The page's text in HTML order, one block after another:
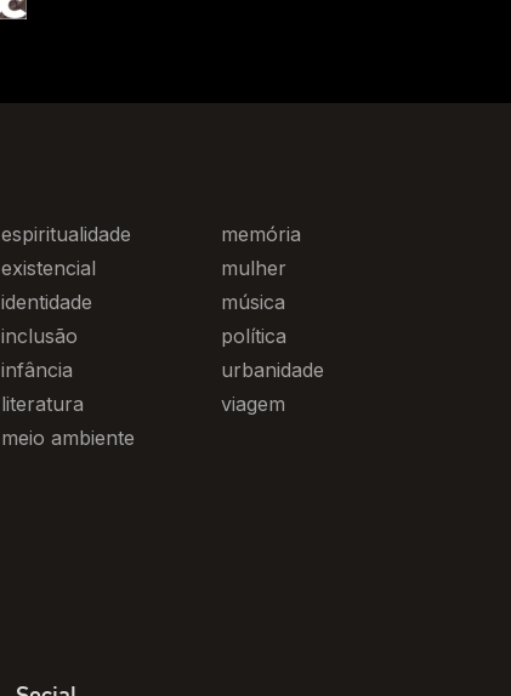
espiritualidade
existencial
identidade
inclusão
infância
literatura
meio ambiente
memória
mulher
música
política
urbanidade
viagem